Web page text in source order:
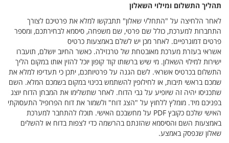
תהליך התשלום ומילוי השאלון
לאחר הלחיצה על "התחל/י שאלון" תתבקשו למלא את פרטיכם לצורך
התחברות למערכת, כולל שם פרטי, שם משפחה, סיסמא לבחירתכם, ומספר
פרטים דמוגרפיים. לאחר מכן יש לשלם באמצעות כרטיס
אשראי בעזרת מערכת מאובטחת של טרנזילה. כאשר החיוב יושלם, תועברו
ישירות למילוי השאלון. מי שיש ברשותו קוד קופון יוכל להזין אותו במקום הליך
התשלום בכרטיס אשראי. לשם הגנה על פרטיותכם, יתכן כי תעדיפו למלא את
שמכם בראשי תיבות, או לחילופין להשתמש בכינוי במקום בשמכם המלא. השם
שתכניסו יהיה זה שיופיע על גבי הדוח. לאחר שתשלימו את המבחן הדוח יוצג
בפניכם מיד. מומלץ ללחוץ על "הצג דוח" ולשמור את דוח הפרופיל התעסוקתי
האישי שלכם כקובץ PDF על מחשבכם האישי. תוכלו להתחבר למערכת
באמצעות השם והסיסמא שהזנתם בהרשמה כדי לצפות בדוח או להשלים
שאלון שנפסק באמצע.